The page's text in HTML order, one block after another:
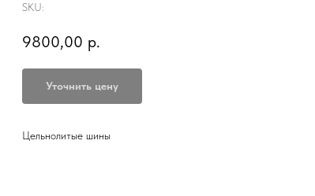
SKU:
9800,00 р.
Уточнить цену
Цельнолитые шины